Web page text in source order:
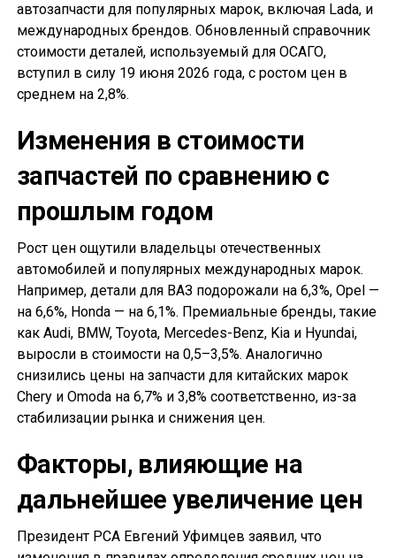
автозапчасти для популярных марок, включая Lada, и
международных брендов. Обновленный справочник
стоимости деталей, используемый для ОСАГО,
вступил в силу 19 июня 2026 года, с ростом цен в
среднем на 2,8%.
Изменения в стоимости
запчастей по сравнению с
прошлым годом
Рост цен ощутили владельцы отечественных
автомобилей и популярных международных марок.
Например, детали для ВАЗ подорожали на 6,3%, Opel —
на 6,6%, Honda — на 6,1%. Премиальные бренды, такие
как Audi, BMW, Toyota, Mercedes-Benz, Kia и Hyundai,
выросли в стоимости на 0,5–3,5%. Аналогично
снизились цены на запчасти для китайских марок
Chery и Omoda на 6,7% и 3,8% соответственно, из-за
стабилизации рынка и снижения цен.
Факторы, влияющие на
дальнейшее увеличение цен
Президент РСА Евгений Уфимцев заявил, что